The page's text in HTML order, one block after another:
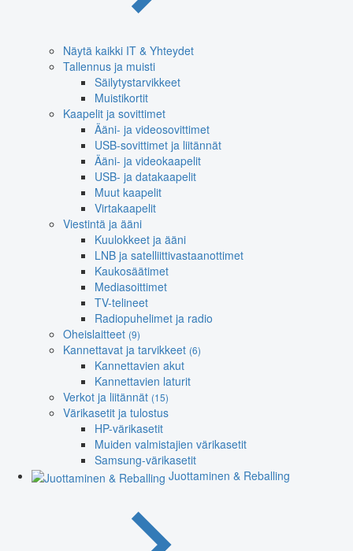
Näytä kaikki IT & Yhteydet
Tallennus ja muisti
Säilytystarvikkeet
Muistikortit
Kaapelit ja sovittimet
Ääni- ja videosovittimet
USB-sovittimet ja liitännät
Ääni- ja videokaapelit
USB- ja datakaapelit
Muut kaapelit
Virtakaapelit
Viestintä ja ääni
Kuulokkeet ja ääni
LNB ja satelliittivastaanottimet
Kaukosäätimet
Mediasoittimet
TV-telineet
Radiopuhelimet ja radio
Oheislaitteet (9)
Kannettavat ja tarvikkeet (6)
Kannettavien akut
Kannettavien laturit
Verkot ja liitännät (15)
Värikasetit ja tulostus
HP-värikasetit
Muiden valmistajien värikasetit
Samsung-värikasetit
Juottaminen & Reballing